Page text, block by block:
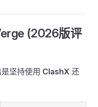
(2026版评
坚持使用 ClashX 还